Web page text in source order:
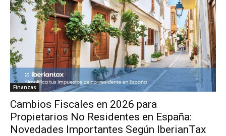
Finanzas
Cambios Fiscales en 2026 para
Propietarios No Residentes en España:
Novedades Importantes Según IberianTax